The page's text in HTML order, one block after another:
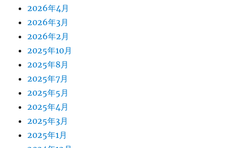
2026年4月
2026年3月
2026年2月
2025年10月
2025年8月
2025年7月
2025年5月
2025年4月
2025年3月
2025年1月